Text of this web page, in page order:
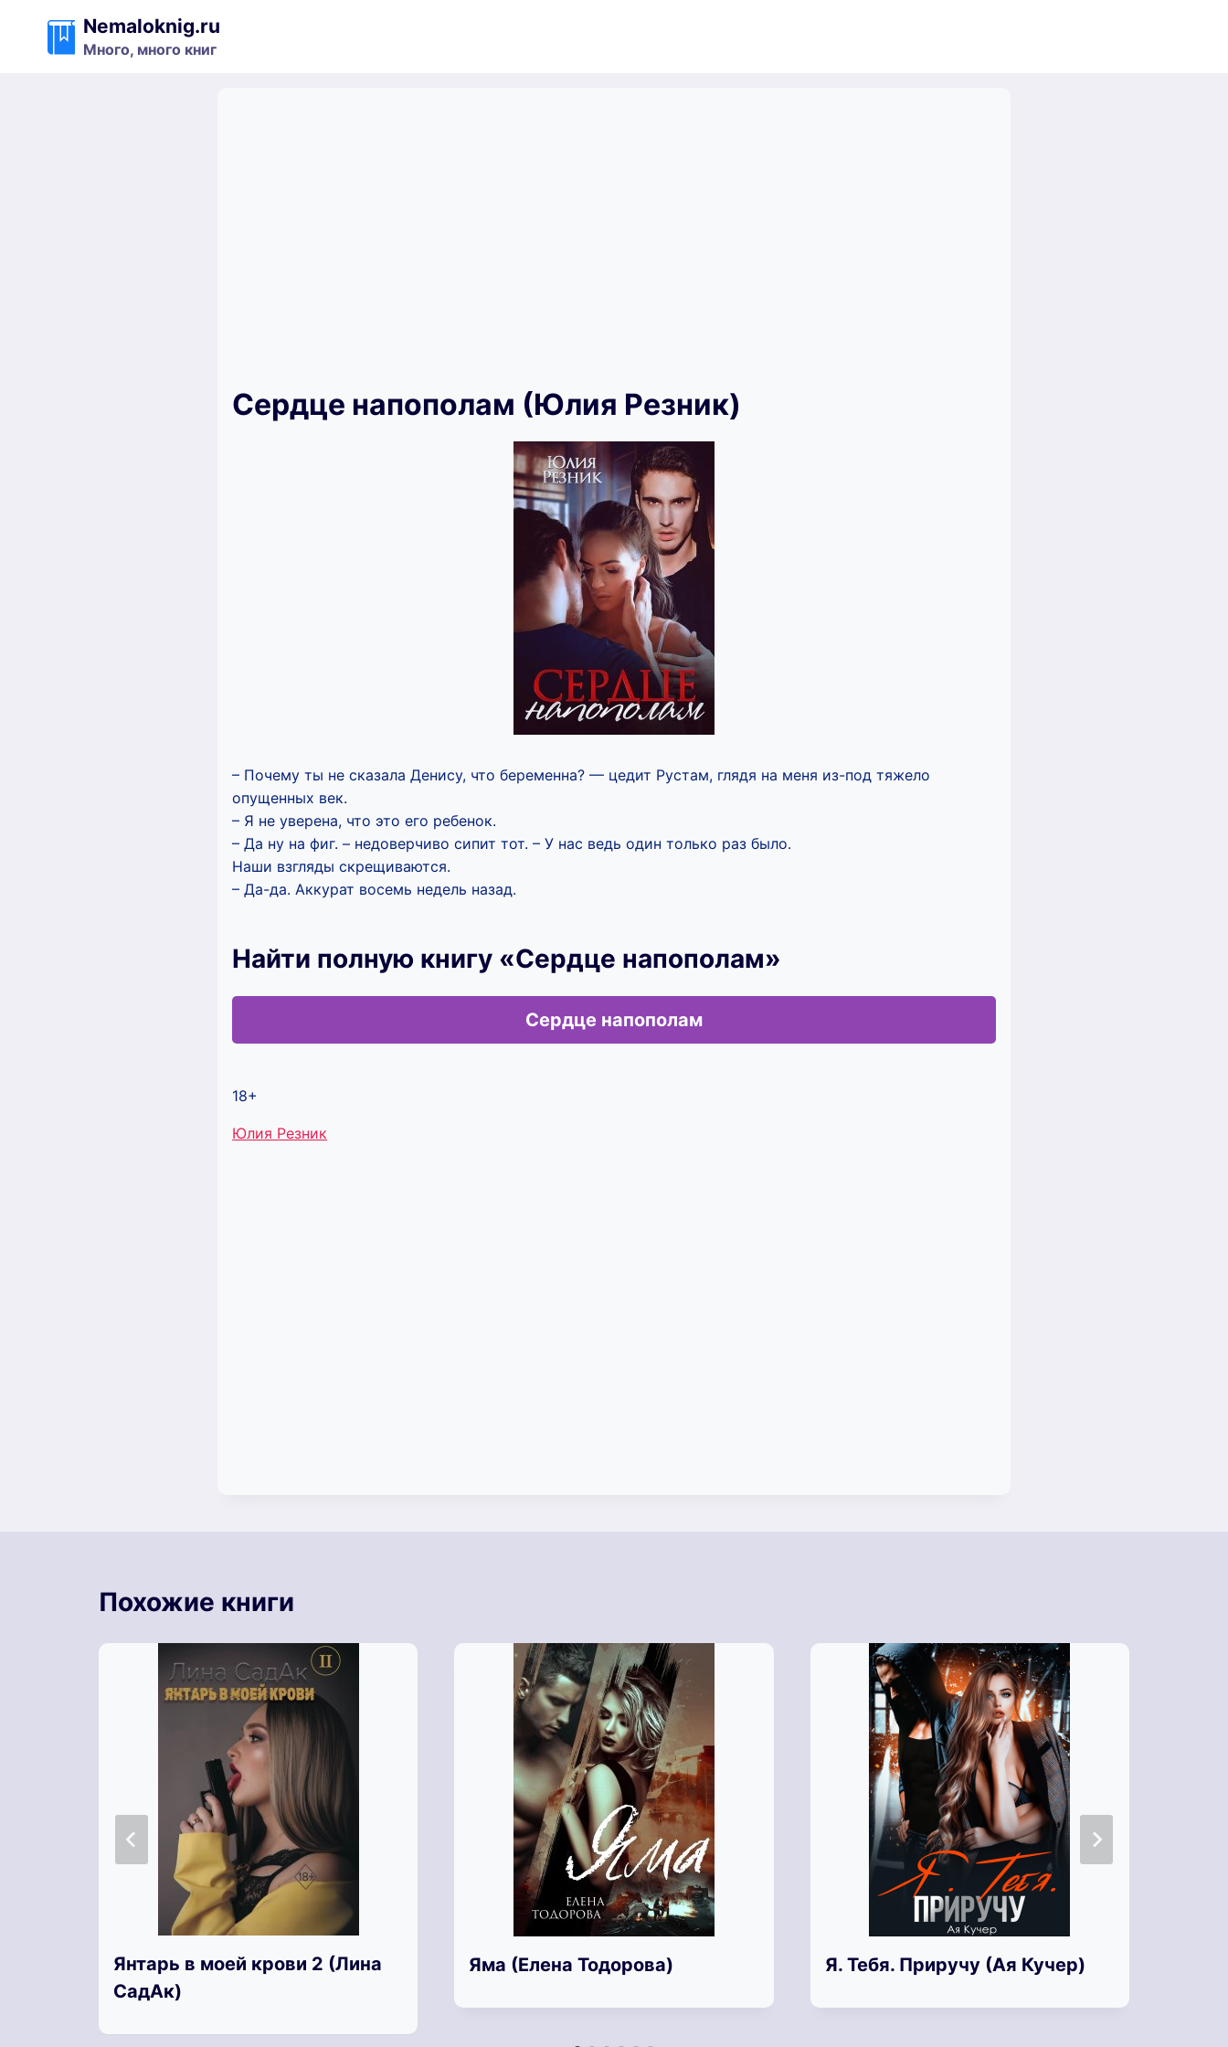
содержимому
Nemaloknig.ru
Много, много книг
Сердце напополам (Юлия Резник)
– Почему ты не сказала Денису, что беременна? — цедит Рустам, глядя на меня из-под тяжело
опущенных век.
– Я не уверена, что это его ребенок.
– Да ну на фиг. – недоверчиво сипит тот. – У нас ведь один только раз было.
Наши взгляды скрещиваются.
– Да-да. Аккурат восемь недель назад.
Найти полную книгу «Сердце напополам»
Сердце напополам
18+
Метки
Юлия Резник
Похожие книги
Янтарь в моей крови 2 (Лина
СадАк)
Яма (Елена Тодорова) Я. Тебя. Приручу (Ая Кучер)